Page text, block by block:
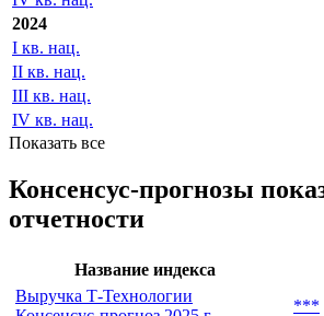
2024
I кв. нац.
II кв. нац.
III кв. нац.
IV кв. нац.
Показать все
Консенсус-прогнозы
отчетности
Название индекса
Выручка Т-Технологии
***